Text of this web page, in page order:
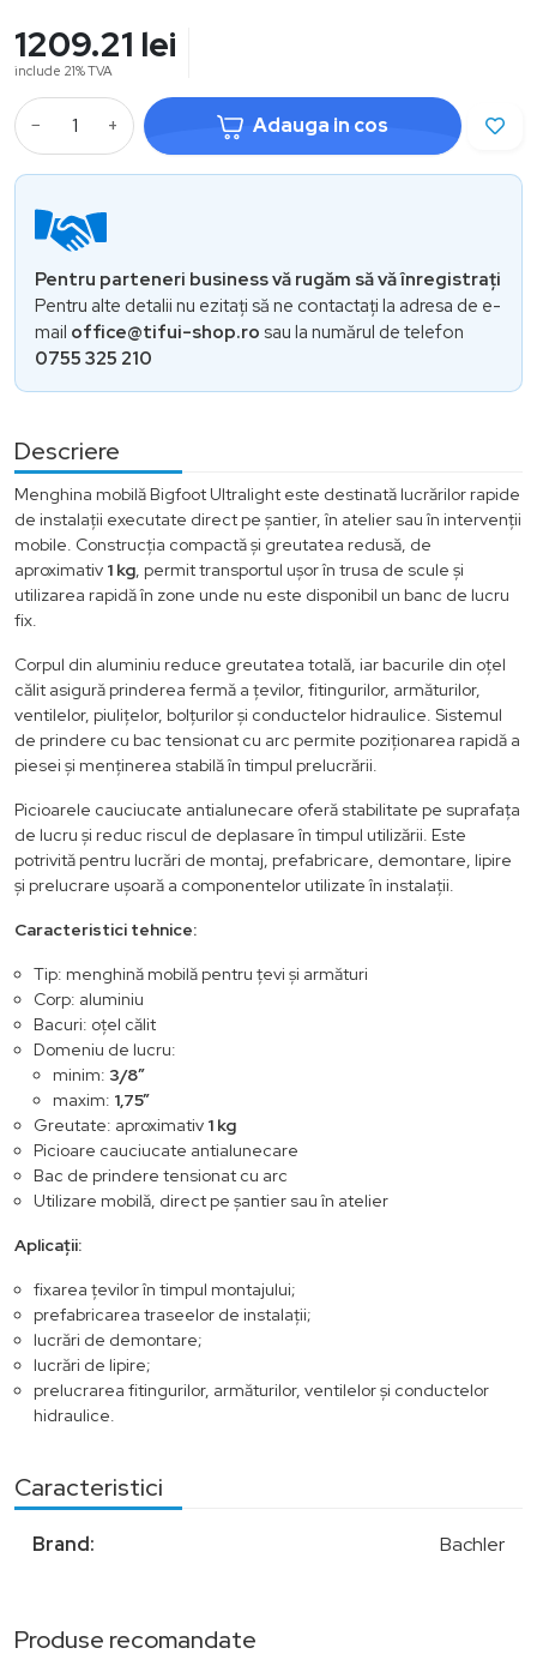
1209.21 lei
include 21% TVA
− + Adauga in cos
Pentru parteneri business vă rugăm să vă înregistrați
Pentru alte detalii nu ezitați să ne contactați la adresa de e-
mail office@tifui-shop.ro sau la numărul de telefon
0755 325 210
Descriere
Menghina mobilă Bigfoot Ultralight este destinată lucrărilor rapide
de instalații executate direct pe șantier, în atelier sau în intervenții
mobile. Construcția compactă și greutatea redusă, de
aproximativ 1 kg, permit transportul ușor în trusa de scule și
utilizarea rapidă în zone unde nu este disponibil un banc de lucru
fix.
Corpul din aluminiu reduce greutatea totală, iar bacurile din oțel
călit asigură prinderea fermă a țevilor, fitingurilor, armăturilor,
ventilelor, piulițelor, bolțurilor și conductelor hidraulice. Sistemul
de prindere cu bac tensionat cu arc permite poziționarea rapidă a
piesei și menținerea stabilă în timpul prelucrării.
Picioarele cauciucate antialunecare oferă stabilitate pe suprafața
de lucru și reduc riscul de deplasare în timpul utilizării. Este
potrivită pentru lucrări de montaj, prefabricare, demontare, lipire
și prelucrare ușoară a componentelor utilizate în instalații.
Caracteristici tehnice:
Tip: menghină mobilă pentru țevi și armături
Corp: aluminiu
Bacuri: oțel călit
Domeniu de lucru:
minim: 3/8”
maxim: 1,75”
Greutate: aproximativ 1 kg
Picioare cauciucate antialunecare
Bac de prindere tensionat cu arc
Utilizare mobilă, direct pe șantier sau în atelier
Aplicații:
fixarea țevilor în timpul montajului;
prefabricarea traseelor de instalații;
lucrări de demontare;
lucrări de lipire;
prelucrarea fitingurilor, armăturilor, ventilelor și conductelor
hidraulice.
Caracteristici
Brand: Bachler
Produse recomandate